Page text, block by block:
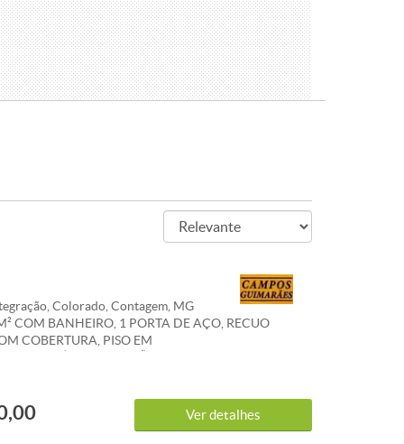
Colorado, Contagem, MG
COM BANHEIRO, 1 PORTA DE AÇO, RECUO
COBERTURA, PISO EM
WHATSAPP 31 983 867 630
Ver detalhes